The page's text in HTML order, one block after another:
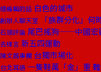
總編輯的話 白色的城市
創辦人聊天室 「族群分化」何
石頭評論 尾巴搖狗──中國宏
去梯言 新五四運動
陳文茜專欄 台獨市場化
台北耳語 一隻鞋萬「金」重